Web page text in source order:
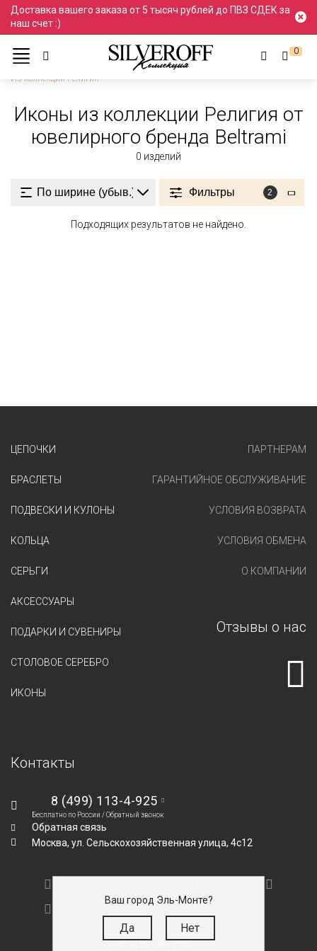
Доставка вашего заказа от 5 тысяч рублей до ПВЗ СДЕК за
наш счет :)
Ваш город Эль-Монте?
Да Нет
0
Ювелирные украшения
Иконы
Коллекция Религия
Из коллекции Религия
Иконы из коллекции Религия от
ювелирного бренда Beltrami
0 изделий
Фильтры 2
Подходящих результатов не найдено.
ЦЕПОЧКИ
БРАСЛЕТЫ
ПОДВЕСКИ И КУЛОНЫ
КОЛЬЦА
СЕРЬГИ
АКСЕССУАРЫ
ПОДАРКИ И СУВЕНИРЫ
СТОЛОВОЕ СЕРЕБРО
ИКОНЫ
ПАРТНЕРАМ
ГАРАНТИЙНОЕ ОБСЛУЖИВАНИЕ
УСЛОВИЯ ВОЗВРАТА
УСЛОВИЯ ОБМЕНА
О КОМПАНИИ
Отзывы о нас
Контакты
8 (499) 113-4-925
Бесплатно по России /Обратный звонок
Обратная связь
Москва, ул. Сельскохозяйственная улица, 4с12